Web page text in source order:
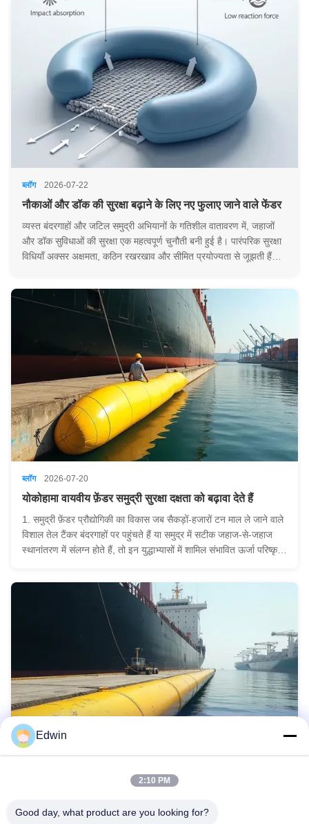
ब्लॉग 2026-07-22
नौकाओं और डॉक की सुरक्षा बढ़ाने के लिए नए फुलाए जाने वाले फेंडर
व्यस्त बंदरगाहों और जटिल समुद्री अभियानों के गतिशील वातावरण में, जहाजों
और डॉक सुविधाओं की सुरक्षा एक महत्वपूर्ण चुनौती बनी हुई है। पारंपरिक सुरक्षा
विधियाँ अक्सर अक्षमता, कठिन रखरखाव और सीमित प्रयोज्यता से जूझती हैं।
पड़ताल करता है, ...
ब्लॉग 2026-07-20
योकोहामा वायवीय फ़ेंडर समुद्री सुरक्षा दक्षता को बढ़ावा देते हैं
1. समुद्री फ़ेंडर प्रौद्योगिकी का विकास जब सैकड़ों-हजारों टन माल ले जाने वाले
विशाल तेल टैंकर बंदरगाहों पर पहुंचते हैं या समुद्र में सटीक जहाज-से-जहाज
स्थानांतरण में संलग्न होते हैं, तो इन युद्धाभ्यासों में शामिल संभावित ऊर्जा परिष्कृत
देते हैं
Edwin
2:10 PM
Good day, what product are you looking for?